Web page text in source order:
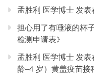
孟胜利 医学博士 发表
担心用了有唾液的杯
检测申请表》
孟胜利 医学博士 发表
龄–4 岁）黄盖疫苗接